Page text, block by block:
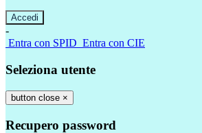
-
Entra con SPID Entra con CIE
Seleziona utente
button close ×
Recupero password